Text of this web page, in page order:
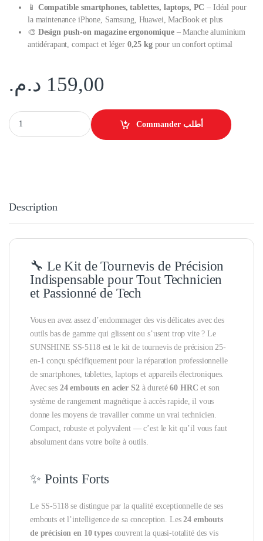
📱 Compatible smartphones, tablettes, laptops, PC – Idéal pour
la maintenance iPhone, Samsung, Huawei, MacBook et plus
🎨 Design push-on magazine ergonomique– Manche aluminium
antidérapant, compact et léger 0,25 kgpour un confort optimal
159,00 د.م.
SUNSHINE SS-5118 Kit Tournevis Magnétique 25-en-1 Réparation |
Commander أطلب
Description
🔧 Le Kit de Tournevis de Précision
Indispensable pour Tout Technicien
et Passionné de Tech
Vous en avez assez d’endommager des vis délicates avec des
outils bas de gamme qui glissent ou s’usent trop vite ? Le
SUNSHINE SS-5118 est le kit de tournevis de précision 25-
en-1 conçu spécifiquement pour la réparation professionnelle
de smartphones, tablettes, laptops et appareils électroniques.
Avec ses 24 embouts en acier S2à dureté60 HRC et son
système de rangement magnétique à accès rapide, il vous
donne les moyens de travailler comme un vrai technicien.
Compact, robuste et polyvalent — c’est le kit qu’il vous faut
absolument dans votre boîte à outils.
✨ Points Forts
Le SS-5118 se distingue par la qualité exceptionnelle de ses
embouts et l’intelligence de sa conception. Les24 embouts
de précision en 10 typescouvrent la quasi-totalité des vis